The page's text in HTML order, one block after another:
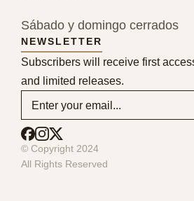
Sábado y domingo cerrados
NEWSLETTER
Subscribers will receive first
and limited releases.
© Copyright 2024
All Rights Reserved